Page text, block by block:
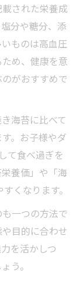
された栄養成
分や糖分、添
ものは高血圧
め、健康を意
がおすすめで
海苔に比べて
。お子様やダ
て食べ過ぎを
養価」や「海
くなります。
一つの方法で
目的に合わせ
を活かしつ
う。